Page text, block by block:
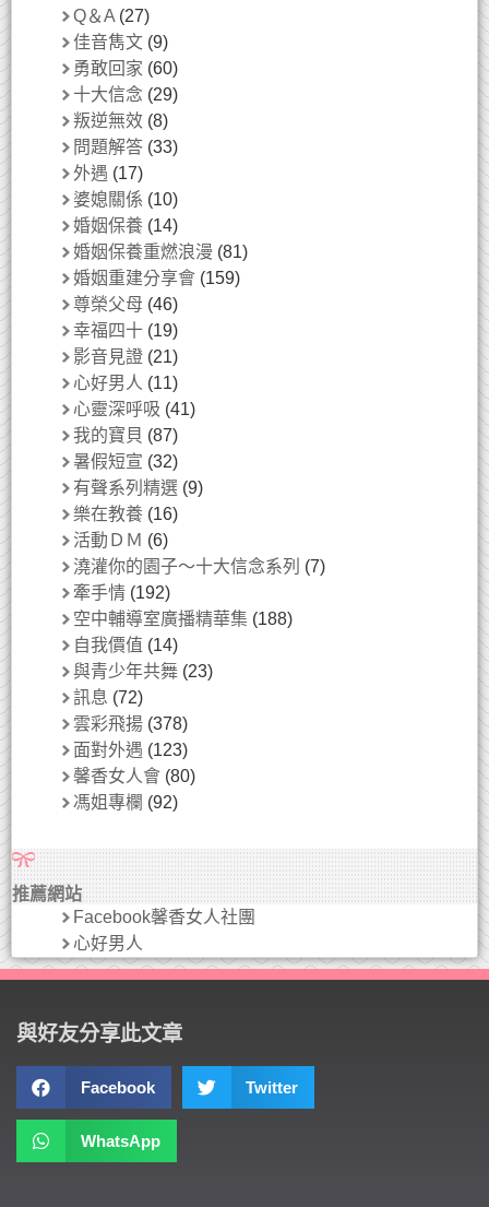
Q＆A (27)
佳音雋文 (9)
勇敢回家 (60)
十大信念 (29)
叛逆無效 (8)
問題解答 (33)
外遇 (17)
婆媳關係 (10)
婚姻保養 (14)
婚姻保養重燃浪漫 (81)
婚姻重建分享會 (159)
尊榮父母 (46)
幸福四十 (19)
影音見證 (21)
心好男人 (11)
心靈深呼吸 (41)
我的寶貝 (87)
暑假短宣 (32)
有聲系列精選 (9)
樂在教養 (16)
活動ＤＭ (6)
澆灌你的園子～十大信念系列 (7)
牽手情 (192)
空中輔導室廣播精華集 (188)
自我價值 (14)
與青少年共舞 (23)
訊息 (72)
雲彩飛揚 (378)
面對外遇 (123)
馨香女人會 (80)
馮姐專欄 (92)
推薦網站
Facebook馨香女人社團
心好男人
與好友分享此文章
Facebook Twitter
WhatsApp